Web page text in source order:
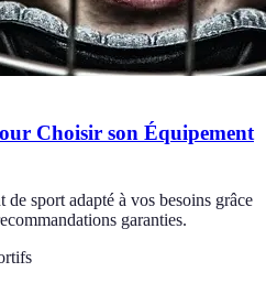
Choisir son Équipement
sport adapté à vos besoins grâce
garanties.